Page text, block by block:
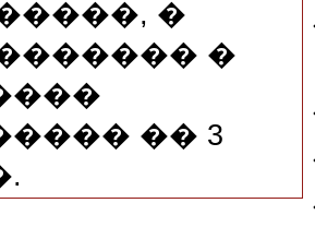
�
�
�� 3